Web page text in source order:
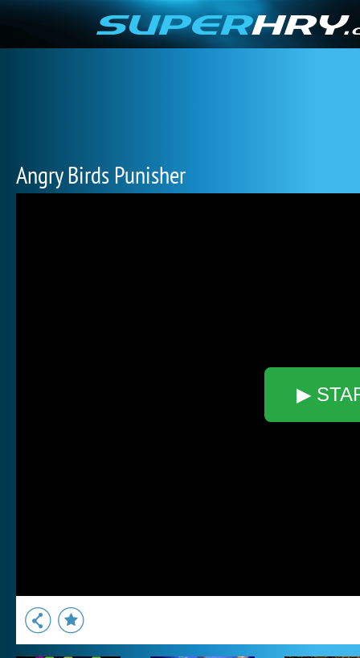
Angry Birds Punisher
▶